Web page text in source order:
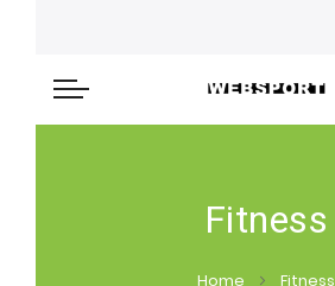
Fitness
Home Fitness